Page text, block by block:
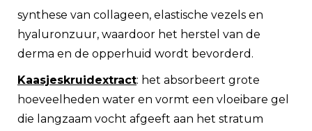
synthese van collageen, elastische vezels en
hyaluronzuur, waardoor het herstel van de
derma en de opperhuid wordt bevorderd.
Kaasjeskruidextract: het absorbeert grote
hoeveelheden water en vormt een vloeibare gel
die langzaam vocht afgeeft aan het stratum